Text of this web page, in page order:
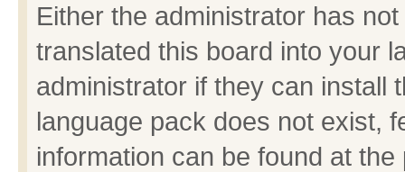
Either the administrator has
translated this board into your
administrator if they can install
language pack does not exist,
information can be found at